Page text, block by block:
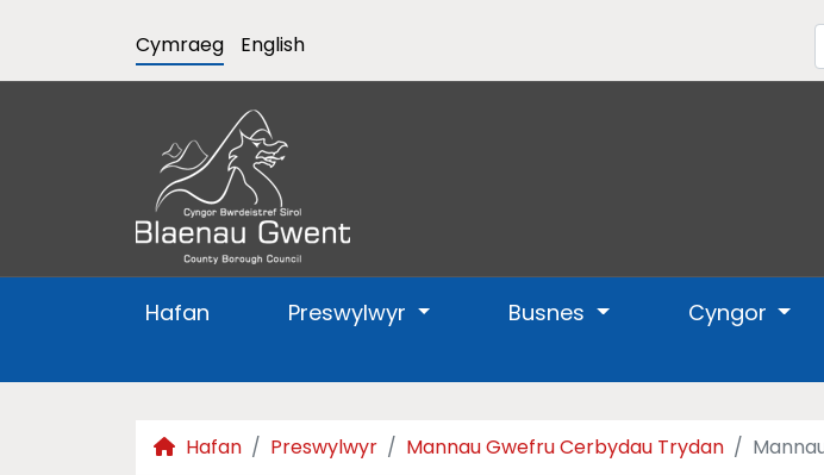
Cymraeg English
Hafan Preswylwyr Busnes Cyngor
Hafan Preswylwyr Mannau Gwefru Cerbydau Trydan